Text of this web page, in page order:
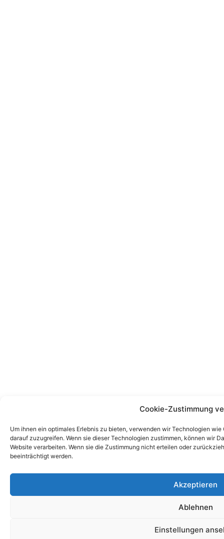
Cookie-Zustimmung
Um ihnen ein optimales Erlebnis zu bieten, verwenden wir Technologien
darauf zuzugreifen. Wenn sie dieser Technologien zustimmen, können wir
Website verarbeiten. Wenn sie die Zustimmung nicht erteilen oder
beeinträchtigt werden.
Akzeptieren
Ablehnen
Einstellungen